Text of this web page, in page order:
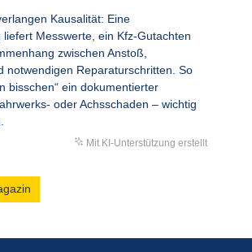
Kausalität: Eine
Messwerte, ein Kfz-Gutachten
zwischen Anstoß,
notwendigen Reparaturschritten. So
bisschen“ ein dokumentierter
oder Achsschaden – wichtig
Mit KI-Unterstützung erstellt